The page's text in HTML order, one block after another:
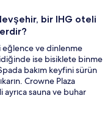
bir IHG oteli
eğlence ve dinlenme
ise bisiklete binme
bakım keyfini sürün
Crowne Plaza
sauna ve buhar